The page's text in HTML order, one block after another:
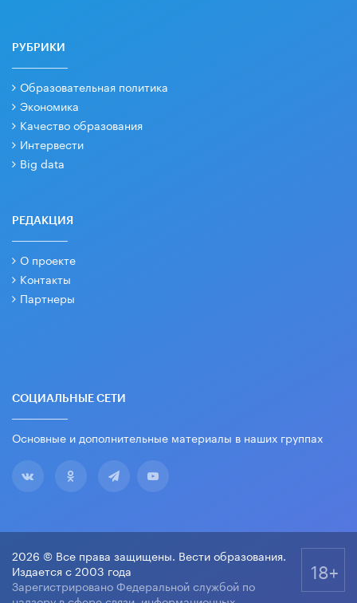
РУБРИКИ
Образовательная политика
Экономика
Качество образования
Интервести
Big data
РЕДАКЦИЯ
О проекте
Контакты
Партнеры
СОЦИАЛЬНЫЕ СЕТИ
Основные и дополнительные материалы в наших группах
2026 © Все права защищены. Вести образования.
Издается с 2003 года
Зарегистрировано Федеральной службой по
18+